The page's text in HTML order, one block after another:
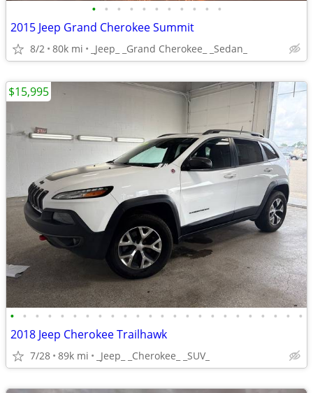
• • • • • • • • • • •
2015 Jeep Grand Cherokee Summit
8/2 80k mi _Jeep_ _Grand Cherokee_ _Sedan_
• • • • • • • • • • • • • • • • • • • • • • • •
2018 Jeep Cherokee Trailhawk
7/28 89k mi _Jeep_ _Cherokee_ _SUV_
$15,995